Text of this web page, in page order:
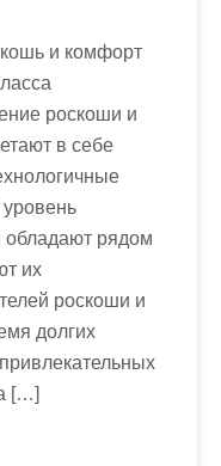
и комфорт
роскоши и
в себе
обладают рядом
их
роскоши и
долгих
[…]